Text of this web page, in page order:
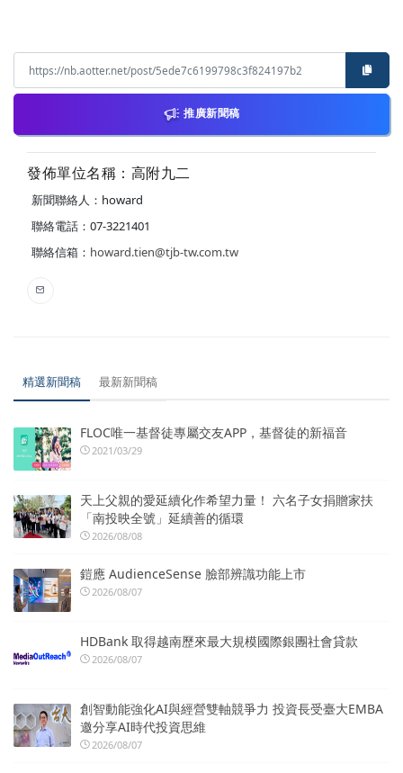
推廣新聞稿
發佈單位名稱：高附九二
新聞聯絡人：howard
聯絡電話：07-3221401
聯絡信箱： howard.tien@tjb-tw.com.tw
精選新聞稿 最新新聞稿
FLOC唯一基督徒專屬交友APP，基督徒的新福音
2021/03/29
天上父親的愛延續化作希望力量！ 六名子女捐贈家扶
「南投映全號」延續善的循環
2026/08/08
鎧應 AudienceSense 臉部辨識功能上市
2026/08/07
HDBank 取得越南歷來最大規模國際銀團社會貸款
2026/08/07
創智動能強化AI與經營雙軸競爭力 投資長受臺大EMBA
邀分享AI時代投資思維
2026/08/07